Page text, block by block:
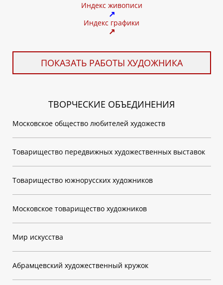
Индекс живописи
↗
Индекс графики
↗
ПОКАЗАТЬ РАБОТЫ ХУДОЖНИКА
ТВОРЧЕСКИЕ ОБЪЕДИНЕНИЯ
Московское общество любителей художеств
Товарищество передвижных художественных выставок
Товарищество южнорусских художников
Московское товарищество художников
Мир искусства
Абрамцевский художественный кружок